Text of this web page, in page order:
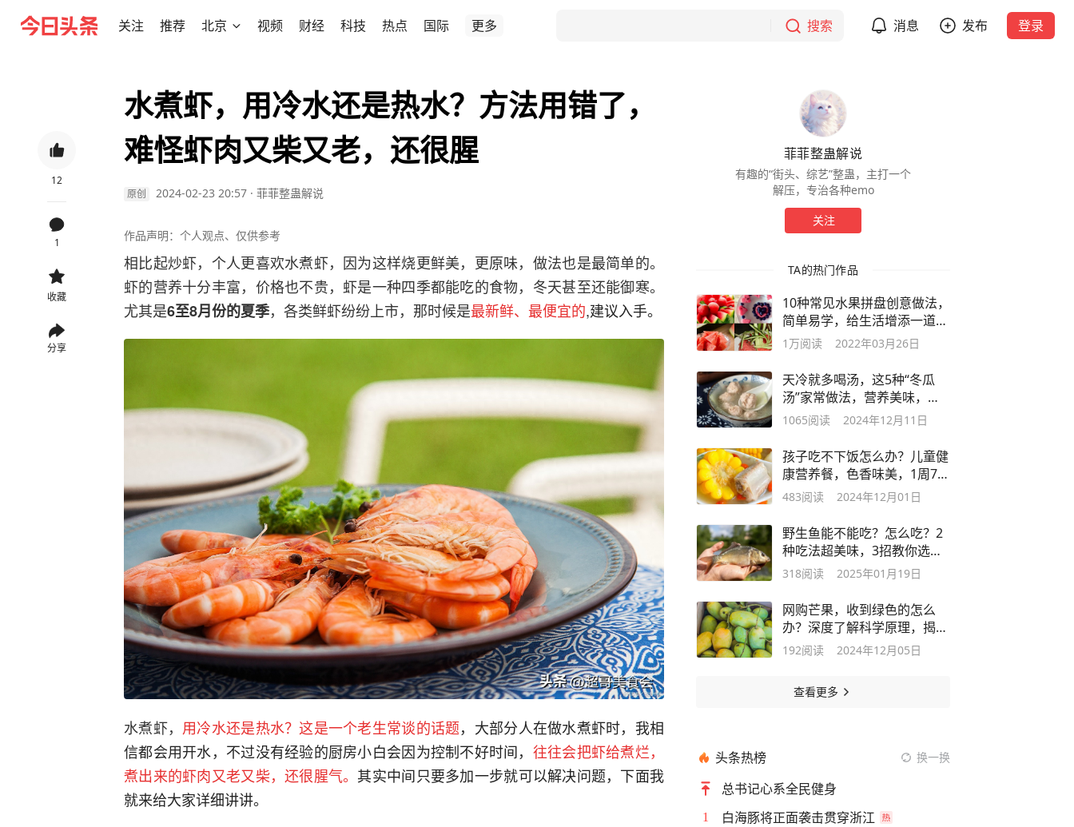
关注 推荐 北京 视频 财经 科技 热点 国际 更多 搜索 消息 发布 登录
12
1
收藏
分享
水煮虾，用冷水还是热水？方法用错了，
难怪虾肉又柴又老，还很腥
原创 2024-02-23 20:57 · 菲菲整蛊解说
作品声明：个人观点、仅供参考
相比起炒虾，个人更喜欢水煮虾，因为这样烧更鲜美，更原味，做法也是最简单的。
虾的营养十分丰富，价格也不贵，虾是一种四季都能吃的食物，冬天甚至还能御寒。
尤其是6至8月份的夏季，各类鲜虾纷纷上市，那时候是最新鲜、最便宜的,建议入手。
水煮虾， 用冷水还是热水？这是一个老生常谈的话题，大部分人在做水煮虾时，我相
信都会用开水，不过没有经验的厨房小白会因为控制不好时间， 往往会把虾给煮烂，
煮出来的虾肉又老又柴，还很腥气。 其实中间只要多加一步就可以解决问题，下面我
就来给大家详细讲讲。
菲菲整蛊解说
有趣的“街头、综艺”整蛊，主打一个
解压，专治各种emo
关注
TA的热门作品
10种常见水果拼盘创意做法，
简单易学，给生活增添一道美
丽的风景
1万阅读 2022年03月26日
天冷就多喝汤，这5种“冬瓜
汤”家常做法，营养美味，暖
胃更暖心
1065阅读 2024年12月11日
孩子吃不下饭怎么办？儿童健
康营养餐，色香味美，1周7天
不重样
483阅读 2024年12月01日
野生鱼能不能吃？怎么吃？2
种吃法超美味，3招教你选好
鱼
318阅读 2025年01月19日
网购芒果，收到绿色的怎么
办？深度了解科学原理，揭秘
催熟方法
192阅读 2024年12月05日
查看更多
头条热榜 换一换
总书记心系全民健身
1 白海豚将正面袭击贯穿浙江